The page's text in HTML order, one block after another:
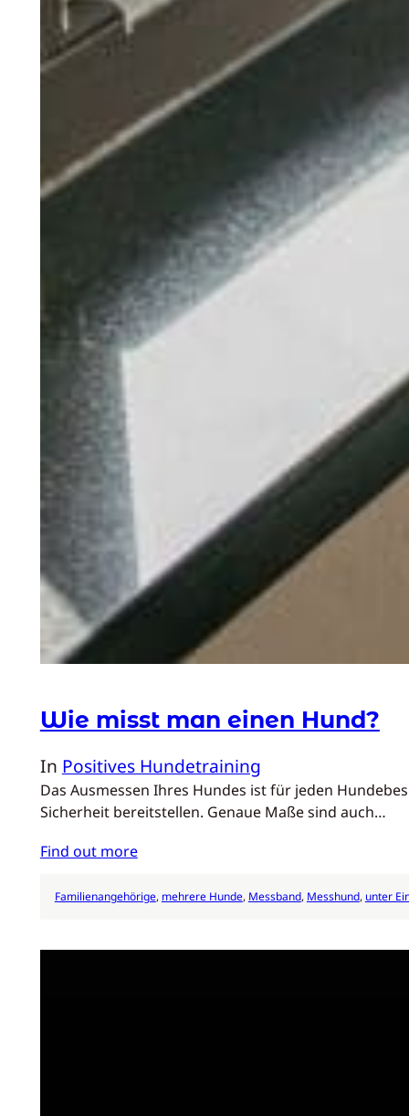
Wie misst man einen Hund?
In Positives Hundetraining
Das Ausmessen Ihres Hundes ist für jeden
Sicherheit bereitstellen. Genaue Maße sind auch…
Find out more
Familienangehörige, mehrere Hunde, Messband, Messhund, unter